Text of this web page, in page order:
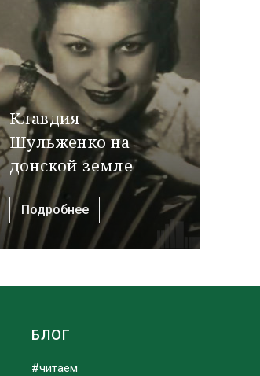
Клавдия
Шульженко на
донской земле
Подробнее
БЛОГ
#читаем